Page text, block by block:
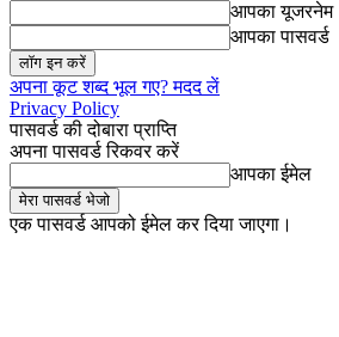
आपका यूजरनेम
आपका पासवर्ड
अपना कूट शब्द भूल गए? मदद लें
Privacy Policy
पासवर्ड की दोबारा प्राप्ति
अपना पासवर्ड रिकवर करें
आपका ईमेल
एक पासवर्ड आपको ईमेल कर दिया जाएगा।